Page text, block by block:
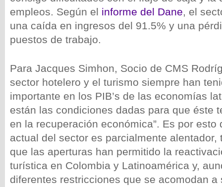
empleos. Según el informe del Dane, el
una caída en ingresos del 91.5% y una
puestos de trabajo.
Para Jacques Simhon, Socio de CMS
sector hotelero y el turismo siempre han
importante en los PIB’s de las economías
están las condiciones dadas para que éste
en la recuperación económica”. Es por esto
actual del sector es parcialmente alentador,
que las aperturas han permitido la
turística en Colombia y Latinoamérica y,
diferentes restricciones que se acomodan